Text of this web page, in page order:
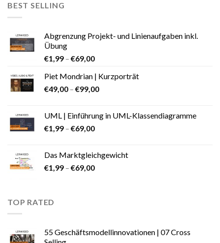
BEST SELLING
Abgrenzung Projekt- und Linienaufgaben inkl.
Übung
€1,99 – €69,00
Piet Mondrian | Kurzporträt
€49,00 – €99,00
UML | Einführung in UML-Klassendiagramme
€1,99 – €69,00
Das Marktgleichgewicht
€1,99 – €69,00
TOP RATED
55 Geschäftsmodellinnovationen | 07 Cross